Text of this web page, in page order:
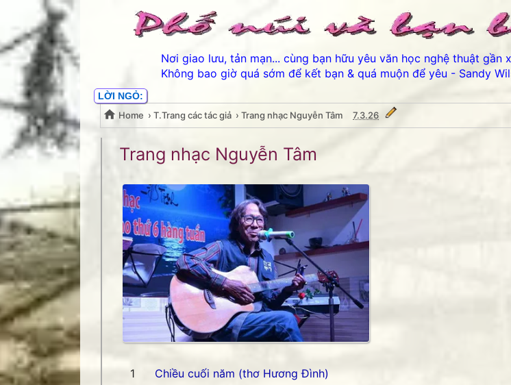
Nơi giao lưu, tản mạn... cùng bạn hữu yêu văn học nghệ thuật gần
Không bao giờ quá sớm để kết bạn & quá muộn để yêu - Sandy
LỜI NGỎ:
Home › T.Trang các tác giả › Trang nhạc Nguyễn Tâm 7.3.26
Trang nhạc Nguyễn Tâm
Trang nhạc Nguyễn Tâm
Chiều cuối năm (thơ Hương Đình)